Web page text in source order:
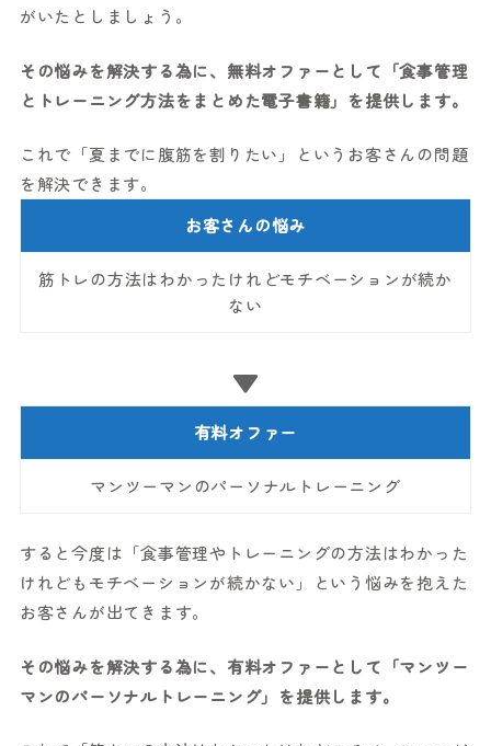
がいたとしましょう。
その悩みを解決する為に、無料オファーとして「食事管理
とトレーニング方法をまとめた電子書籍」を提供します。
これで「夏までに腹筋を割りたい」というお客さんの問題
を解決できます。
お客さんの悩み
筋トレの方法はわかったけれどモチベーションが続か
ない
▼
有料オファー
マンツーマンのパーソナルトレーニング
すると今度は「食事管理やトレーニングの方法はわかった
けれどもモチベーションが続かない」という悩みを抱えた
お客さんが出てきます。
その悩みを解決する為に、有料オファーとして「マンツー
マンのパーソナルトレーニング」を提供します。